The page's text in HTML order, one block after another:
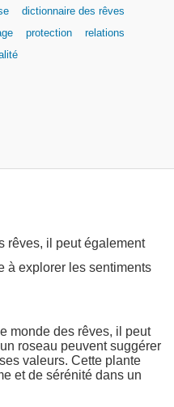
dictionnaire des rêves
protection
relations
rêves, il peut également
à explorer les sentiments
monde des rêves, il peut
roseau peuvent suggérer
valeurs. Cette plante
et de sérénité dans un